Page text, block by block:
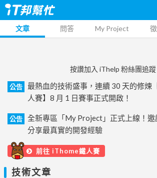
文章 問答 My Project
按讚加入 iThelp 粉絲團追蹤
公告
最熱血的技術盛事，連續 30 天的修煉
人賽】8 月 1 日賽事正式開啟！
公告
全新專區「My Project」正式上線！邀
分享最真實的開發經驗
前往 iThome鐵人賽
技術文章